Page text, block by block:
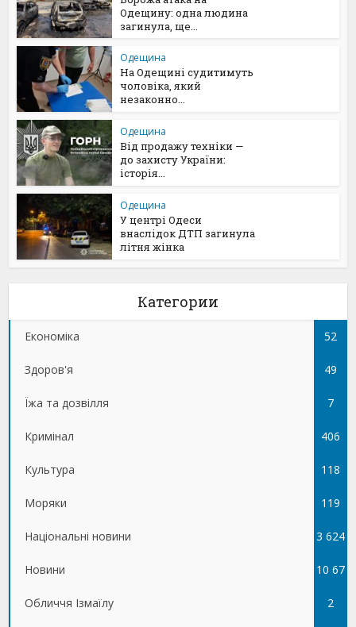
Одещину: одна людина
загинула, ще...
Одещина
На Одещині судитимуть
чоловіка, який
незаконно...
Одещина
Від продажу техніки —
до захисту України:
історія...
Одещина
У центрі Одеси
внаслідок ДТП загинула
літня жінка
Категории
Економіка 52
Здоров'я 49
Їжа та дозвілля 7
Кримінал 406
Культура 118
Моряки 119
Національні новини 3 624
Новини 10 67
5
Обличчя Ізмаїлу 2